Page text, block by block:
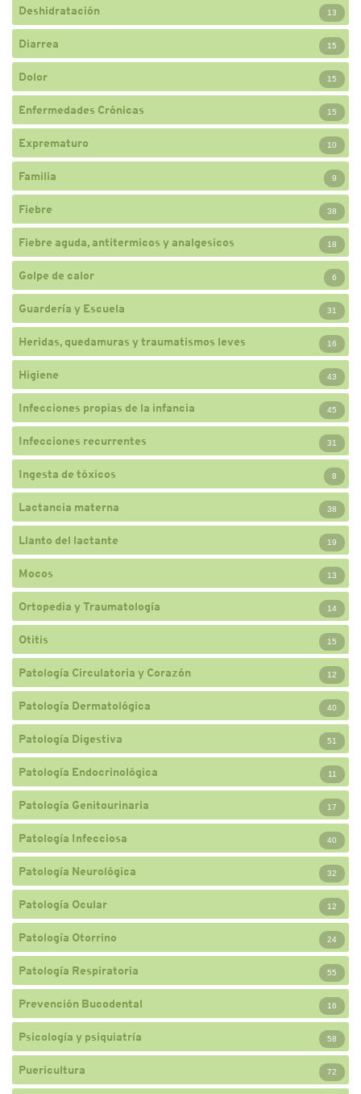
Deshidratación 13
Diarrea 15
Dolor 15
Enfermedades Crónicas 15
Exprematuro 10
Familia 9
Fiebre 38
Fiebre aguda, antitermicos y analgesicos 18
Golpe de calor 6
Guardería y Escuela 31
Heridas, quedamuras y traumatismos leves 16
Higiene 43
Infecciones propias de la infancia 45
Infecciones recurrentes 31
Ingesta de tóxicos 8
Lactancia materna 38
Llanto del lactante 19
Mocos 13
Ortopedia y Traumatología 14
Otitis 15
Patología Circulatoria y Corazón 12
Patología Dermatológica 40
Patología Digestiva 51
Patología Endocrinológica 11
Patología Genitourinaria 17
Patología Infecciosa 40
Patología Neurológica 32
Patología Ocular 12
Patología Otorrino 24
Patología Respiratoria 55
Prevención Bucodental 16
Psicología y psiquiatría 58
Puericultura 72